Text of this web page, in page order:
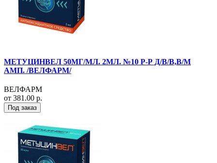
МЕТУЦИНВЕЛ 50МГ/МЛ. 2МЛ. №10 Р-Р Д/В/В,В/М
АМП. /ВЕЛФАРМ/
ВЕЛФАРМ
от 381.00 р.
Под заказ